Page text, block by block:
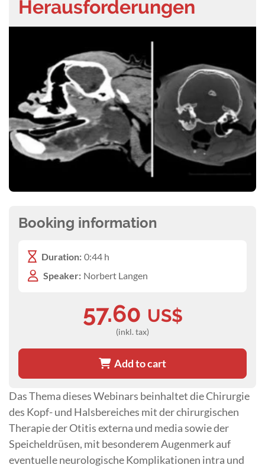
Herausforderungen
Das Thema dieses Webinars beinhaltet die Chirurgie
des Kopf- und Halsbereiches mit der chirurgischen
Therapie der Otitis externa und media sowie der
Speicheldrüsen, mit besonderem Augenmerk auf
eventuelle neurologische Komplikationen intra und
Booking information
Duration: 0:44 h
Speaker: Norbert Langen
57.60 US$
(inkl. tax)
Add to cart